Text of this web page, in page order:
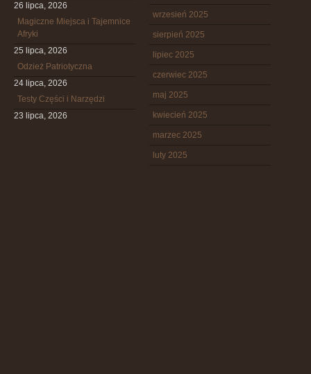
26 lipca, 2026
Magiczne Miejsca i Tajemnice
Afryki
25 lipca, 2026
Odzież Patriotyczna
24 lipca, 2026
Testy Części i Narzędzi
23 lipca, 2026
wrzesień 2025
sierpień 2025
lipiec 2025
czerwiec 2025
maj 2025
kwiecień 2025
marzec 2025
luty 2025